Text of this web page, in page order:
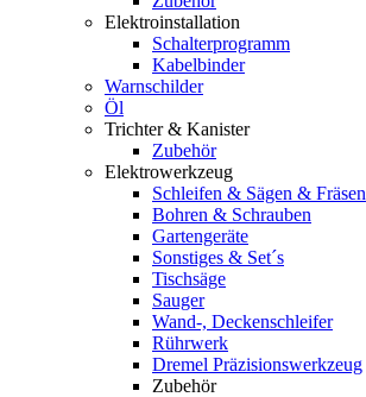
Elektroinstallation
Schalterprogramm
Kabelbinder
Warnschilder
Öl
Trichter & Kanister
Zubehör
Elektrowerkzeug
Schleifen & Sägen & Fräsen
Bohren & Schrauben
Gartengeräte
Sonstiges & Set´s
Tischsäge
Sauger
Wand-, Deckenschleifer
Rührwerk
Dremel Präzisionswerkzeug
Zubehör